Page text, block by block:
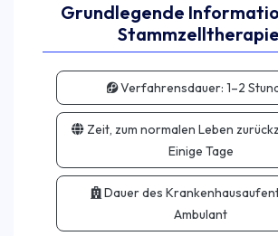
Grundlegende
Verfahrensdauer: 1–2
Zeit, zum normalen Leben
Einige Tage
Dauer des
Ambulant